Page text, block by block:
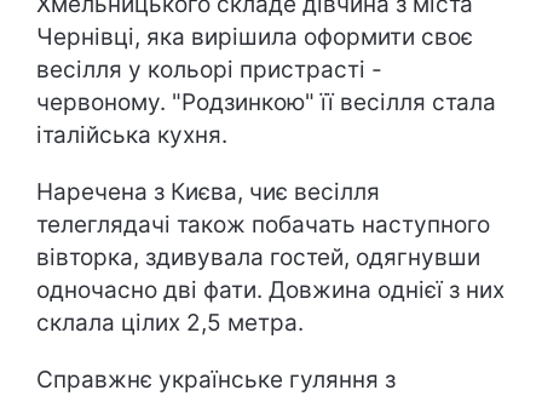
Чернівці, яка вирішила оформити своє
весілля у кольорі пристрасті -
червоному. "Родзинкою" її весілля стала
італійська кухня.
Наречена з Києва, чиє весілля
телеглядачі також побачать наступного
вівторка, здивувала гостей, одягнувши
одночасно дві фати. Довжина однієї з них
склала цілих 2,5 метра.
Справжнє українське гуляння з